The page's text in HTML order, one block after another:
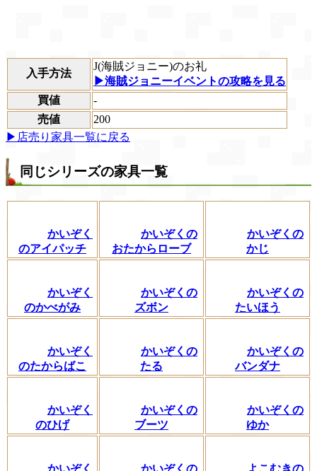
入手方法
J(海賊ジョニー)のお礼
▶海賊ジョニーイベントの攻略を見る
買値
-
売値
200
▶店売り家具一覧に戻る
同じシリーズの家具一覧
かいぞく
のアイパッチ
かいぞくの
おたからローブ
かいぞくの
かじ
かいぞく
のかべがみ
かいぞくの
ズボン
かいぞくの
たいほう
かいぞく
のたからばこ
かいぞくの
たる
かいぞくの
バンダナ
かいぞく
のひげ
かいぞくの
ブーツ
かいぞくの
ゆか